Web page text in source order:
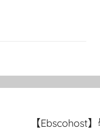
【Ebscohost